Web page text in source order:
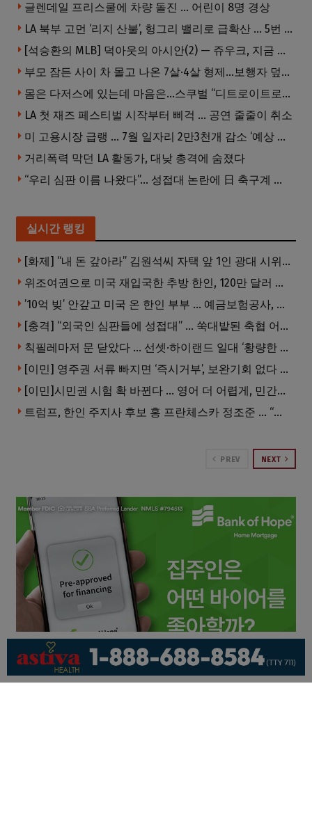
글렌데일 프리스쿨에 차량 돌진 … 어린이 8명 경상
LA 북부 고먼 ‘리지 산불’, 헝그리 밸리로 급확산 … 5번 Fwy 양방향 전면 폐쇄
[석승환의 MLB] 덕아웃의 아시안(2) — 쥬우크, 지금 괜찮아요?
부모 잠든 사이 차 몰고 나온 7살·4살 형제…보행자 덮쳐 중태
몸은 다저스에 있는데 마음은…스쿠벌 “디트로이트로 돌아가고파”
LA 첫 재즈 페스티벌 시작부터 삐걱 … 공연 줄줄이 취소
미 고용시장 급랭 … 7월 일자리 2만3천개 감소 ‘예상 밖 쇼크’
거리폭력 막던 LA 활동가, 대낮 총격에 숨졌다
“우리 심판 이름 나왔다”… 성접대 논란에 日 축구계 발칵
실시간 랭킹
[화제] “내 돈 갚아라” 김원석씨 자택 앞 1인 광대 시위 … 한인 투자사, “108만 달러 못받아”
위조여권으로 미국 재입국한 추방 한인, 120만 달러 은행 사기 행각
’10억 빚’ 안갚고 미국 온 한인 부부 … 예금보험공사, 미국서 소송
[충격] “외국인 심판들에 성접대” … 쑥대밭된 축협 어디까지 추락하나
칙필레마저 문 닫았다 … 선셋·하이랜드 일대 ‘황량한 거리’로
[이민] 영주권 서류 빠지면 ‘즉시거부’, 보완기회 없다 … 이민심사 8월부터 확 바뀐다
[이민]시민권 시험 확 바뀐다 … 영어 더 어렵게, 민간시험 도입 추진
트럼프, 한인 주지사 후보 홍 프란체스카 정조준 … “미치광이다”
PREV NEXT